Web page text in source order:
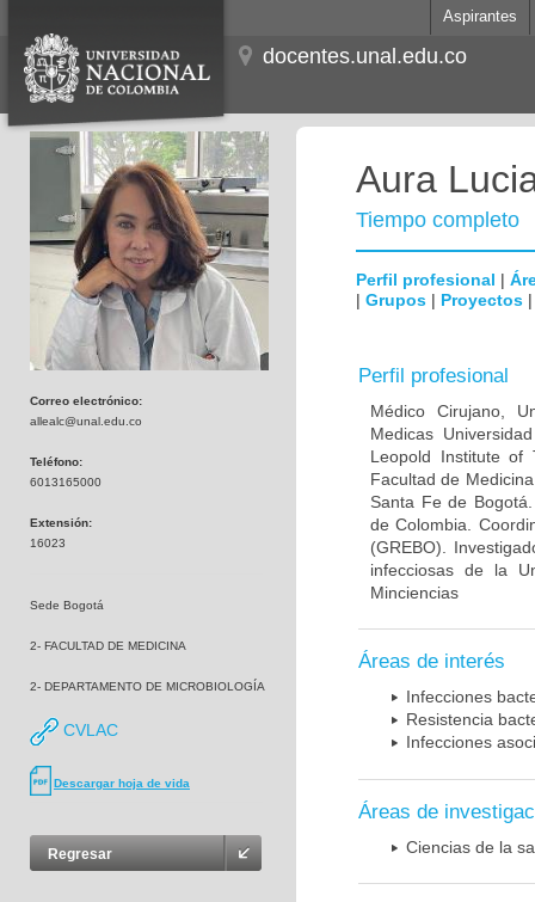
Aspirantes
docentes.unal.edu.co
Correo electrónico:
allealc@unal.edu.co
Teléfono:
6013165000
Extensión:
16023
Sede Bogotá
2- FACULTAD DE MEDICINA
2- DEPARTAMENTO DE MICROBIOLOGÍA
CVLAC
Descargar hoja de vida
Regresar
Aura
Tiempo completo
Perfil profesional |
| Grupos | Proyectos
Perfil profesional
Médico Cirujano,
Medicas
Leopold Institute of
Facultad de
Santa Fe de
de Colombia.
(GREBO).
infecciosas de la
Minciencias
Áreas de interés
Infecciones
Resistencia
Infecciones
Áreas de
Ciencias de la